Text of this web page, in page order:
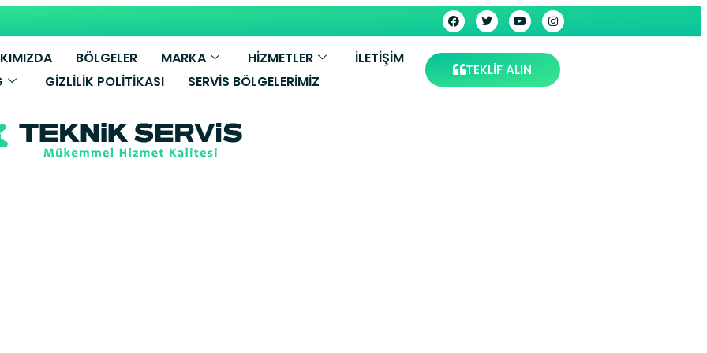
BÖLGELER MARKA HİZMETLER
İLETIŞIM
GIZLILIK POLITIKASI SERVIS BÖLGELERIMIZ
TEKLİF ALIN